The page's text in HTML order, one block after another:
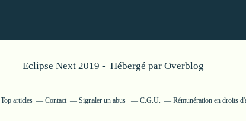
Eclipse Next 2019 - Hébergé par Overblog
Top articles Contact Signaler un abus C.G.U. Rémunération en droits